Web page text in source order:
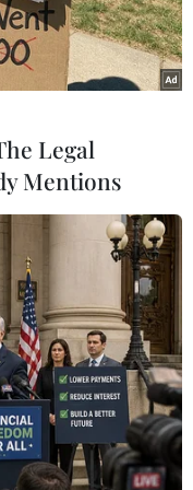
ở New York của Mỹ.
biết, lạm phát
trong tháng
Legal
Mentions